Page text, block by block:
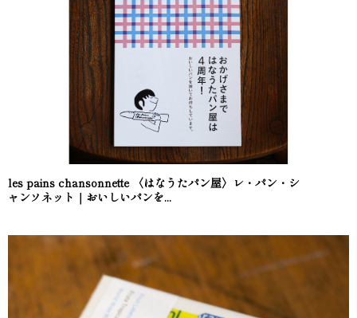
les pains chansonnette 〈はなうたパン屋〉レ・パン・シ
ャンソネット｜おいしいパンを...